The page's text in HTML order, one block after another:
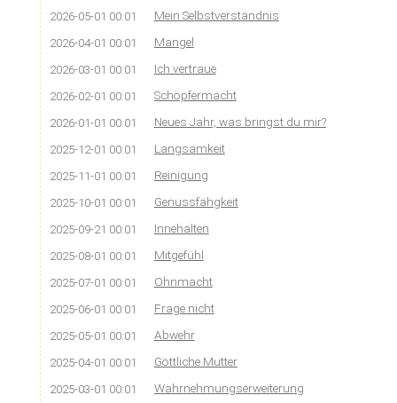
2026-05-01 00:01 Mein Selbstverständnis
2026-04-01 00:01 Mangel
2026-03-01 00:01 Ich vertraue
2026-02-01 00:01 Schöpfermacht
2026-01-01 00:01 Neues Jahr, was bringst du mir?
2025-12-01 00:01 Langsamkeit
2025-11-01 00:01 Reinigung
2025-10-01 00:01 Genussfähgkeit
2025-09-21 00:01 Innehalten
2025-08-01 00:01 Mitgefühl
2025-07-01 00:01 Ohnmacht
2025-06-01 00:01 Frage nicht
2025-05-01 00:01 Abwehr
2025-04-01 00:01 Göttliche Mutter
2025-03-01 00:01 Wahrnehmungserweiterung